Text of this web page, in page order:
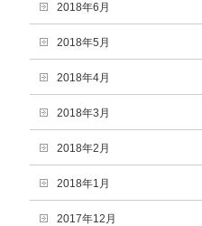
2018年6月
2018年5月
2018年4月
2018年3月
2018年2月
2018年1月
2017年12月